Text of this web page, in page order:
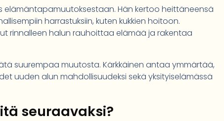
elämäntapamuutoksestaan. Hän kertoo heittäneensä
harrastuksiin, kuten kukkien hoitoon.
rinnalleen halun rauhoittaa elämää ja rakentaa
suurempaa muutosta. Kärkkäinen antaa ymmärtää,
uuden alun mahdollisuudeksi sekä yksityiselämässä
seuraavaksi?